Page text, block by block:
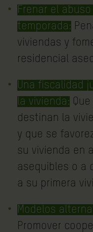
Frenar el
temporada:
viviendas y
residencial
Una fiscalidad
la vivienda:
destinan la
y que se
su vivienda en
asequibles o a
a su primera
Modelos
Promover